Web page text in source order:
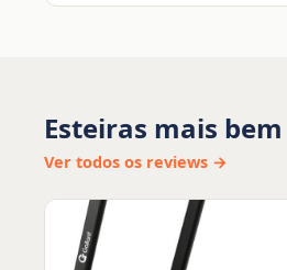
Esteiras mais
Ver todos os reviews →